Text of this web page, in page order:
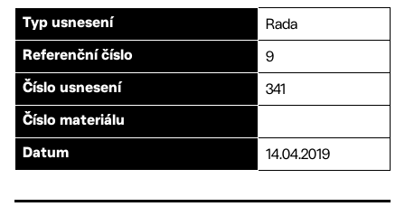
Typ usnesení Rada
Referenční číslo 9
Číslo usnesení 341
Číslo materiálu
Datum 14.04.2019